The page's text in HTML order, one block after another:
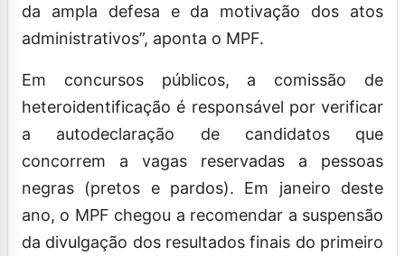
da ampla defesa e da motivação dos atos
administrativos”, aponta o MPF.
Em concursos públicos, a comissão de
heteroidentificação é responsável por verificar
a autodeclaração de candidatos que
concorrem a vagas reservadas a pessoas
negras (pretos e pardos). Em janeiro deste
ano, o MPF chegou a recomendar a suspensão
da divulgação dos resultados finais do primeiro